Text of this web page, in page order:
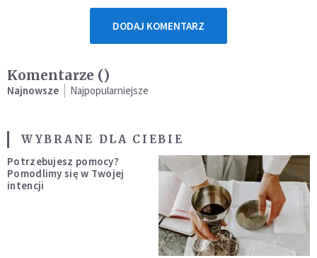
DODAJ KOMENTARZ
Komentarze ()
Najnowsze Najpopularniejsze
WYBRANE DLA CIEBIE
Potrzebujesz pomocy?
Pomodlimy się w Twojej
intencji